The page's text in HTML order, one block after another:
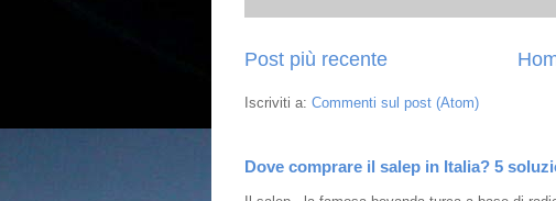
Post più recente
Iscriviti a: Commenti sul post (Atom)
Dove comprare il salep in Italia? 5